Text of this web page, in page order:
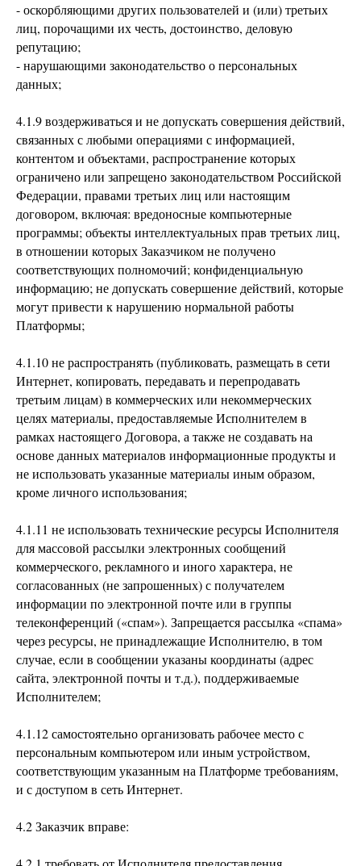
- оскорбляющими других пользователей и (или) третьих
лиц, порочащими их честь, достоинство, деловую
репутацию;
- нарушающими законодательство о персональных
данных;
4.1.9 воздерживаться и не допускать совершения действий,
связанных с любыми операциями с информацией,
контентом и объектами, распространение которых
ограничено или запрещено законодательством Российской
Федерации, правами третьих лиц или настоящим
договором, включая: вредоносные компьютерные
программы; объекты интеллектуальных прав третьих лиц,
в отношении которых Заказчиком не получено
соответствующих полномочий; конфиденциальную
информацию; не допускать совершение действий, которые
могут привести к нарушению нормальной работы
Платформы;
4.1.10 не распространять (публиковать, размещать в сети
Интернет, копировать, передавать и перепродавать
третьим лицам) в коммерческих или некоммерческих
целях материалы, предоставляемые Исполнителем в
рамках настоящего Договора, а также не создавать на
основе данных материалов информационные продукты и
не использовать указанные материалы иным образом,
кроме личного использования;
4.1.11 не использовать технические ресурсы Исполнителя
для массовой рассылки электронных сообщений
коммерческого, рекламного и иного характера, не
согласованных (не запрошенных) с получателем
информации по электронной почте или в группы
телеконференций («спам»). Запрещается рассылка «спама»
через ресурсы, не принадлежащие Исполнителю, в том
случае, если в сообщении указаны координаты (адрес
сайта, электронной почты и т.д.), поддерживаемые
Исполнителем;
4.1.12 самостоятельно организовать рабочее место с
персональным компьютером или иным устройством,
соответствующим указанным на Платформе требованиям,
и с доступом в сеть Интернет.
4.2 Заказчик вправе: